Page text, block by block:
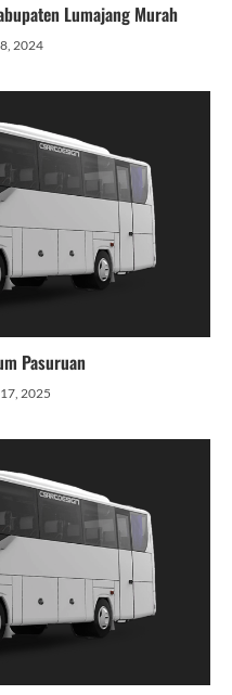
Lumajang Murah
2024
Pasuruan
2025